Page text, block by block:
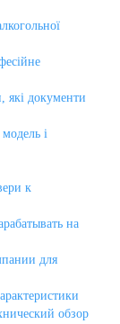
які документи
і
к
на
для
обзор